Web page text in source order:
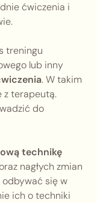
ćwiczenia i
treningu
lub inny
. W takim
z terapeutą.
do
technikę
nagłych zmian
odbywać się w
ich o techniki